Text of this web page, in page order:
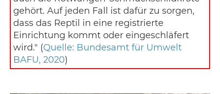
gehört. Auf jeden Fall ist dafür zu sorgen,
dass das Reptil in eine registrierte
Einrichtung kommt oder eingeschläfert
wird." (Quelle: Bundesamt für Umwelt
BAFU, 2020)